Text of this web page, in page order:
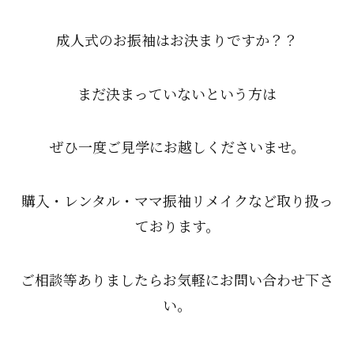
成人式のお振袖はお決まりですか？？
まだ決まっていないという方は
ぜひ一度ご見学にお越しくださいませ。
購入・レンタル・ママ振袖リメイクなど取り扱っ
ております。
ご相談等ありましたらお気軽にお問い合わせ下さ
い。